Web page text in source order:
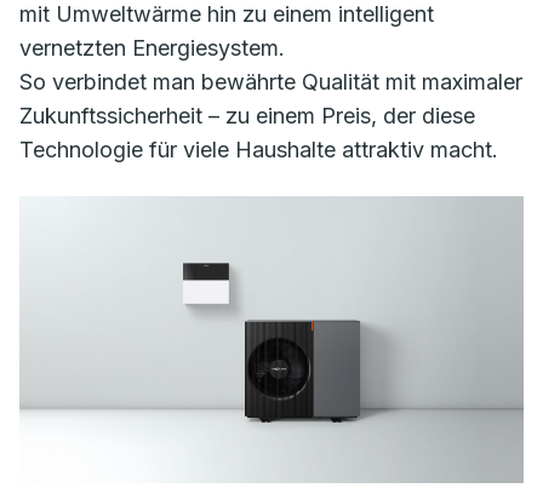
mit Umweltwärme hin zu einem intelligent
vernetzten Energiesystem.
So verbindet man bewährte Qualität mit maximaler
Zukunftssicherheit – zu einem Preis, der diese
Technologie für viele Haushalte attraktiv macht.